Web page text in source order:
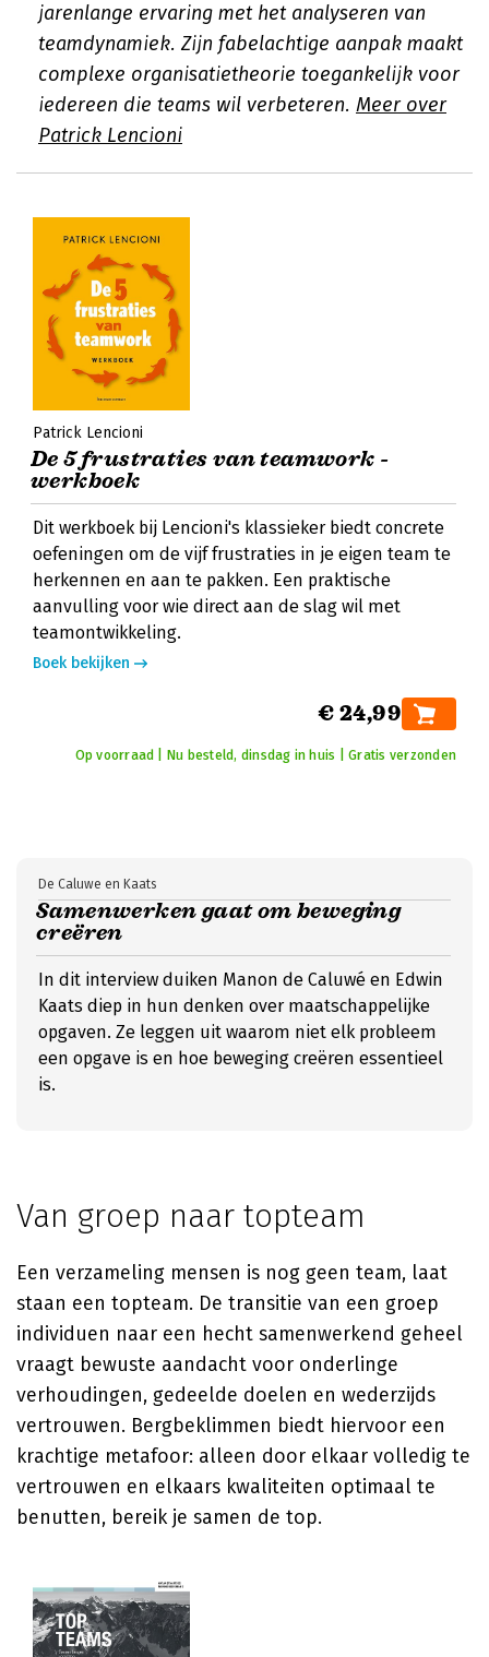
jarenlange ervaring met het analyseren van
teamdynamiek. Zijn fabelachtige aanpak maakt
complexe organisatietheorie toegankelijk voor
iedereen die teams wil verbeteren. Meer over
Patrick Lencioni
Patrick Lencioni
De 5 frustraties van teamwork -
werkboek
Dit werkboek bij Lencioni's klassieker biedt concrete
oefeningen om de vijf frustraties in je eigen team te
herkennen en aan te pakken. Een praktische
aanvulling voor wie direct aan de slag wil met
teamontwikkeling.
Boek bekijken
€ 24,99
Op voorraad | Nu besteld, dinsdag in huis | Gratis verzonden
Samenwerken gaat om beweging
creëren
De Caluwe en Kaats
In dit interview duiken Manon de Caluwé en Edwin
Kaats diep in hun denken over maatschappelijke
opgaven. Ze leggen uit waarom niet elk probleem
een opgave is en hoe beweging creëren essentieel
is.
Van groep naar topteam
Een verzameling mensen is nog geen team, laat
staan een topteam. De transitie van een groep
individuen naar een hecht samenwerkend geheel
vraagt bewuste aandacht voor onderlinge
verhoudingen, gedeelde doelen en wederzijds
vertrouwen. Bergbeklimmen biedt hiervoor een
krachtige metafoor: alleen door elkaar volledig te
vertrouwen en elkaars kwaliteiten optimaal te
benutten, bereik je samen de top.